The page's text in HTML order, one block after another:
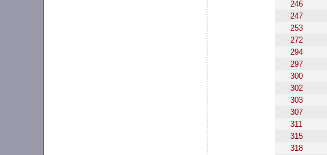
246
247
253
272
294
297
300
302
303
307
311
315
318